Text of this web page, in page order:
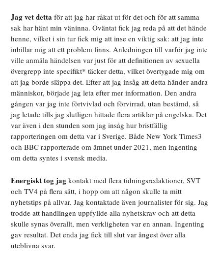
Jag vet detta för att jag har råkat ut för det och för att samma
sak har hänt min väninna. Oväntat fick jag reda på att det hände
henne, vilket i sin tur fick mig att inse en viktig sak: att jag inte
inbillar mig att ett problem finns. Anledningen till varför jag inte
ville anmäla händelsen var just för att definitionen av sexuella
övergrepp inte specifikt* täcker detta, vilket övertygade mig om
att jag borde släppa det. Efter att jag insåg att detta händer andra
människor, började jag leta efter mer information. Den andra
gången var jag inte förtvivlad och förvirrad, utan bestämd, så
jag letade tills jag slutligen hittade flera artiklar på engelska. Det
var även i den stunden som jag insåg hur bristfällig
rapporteringen om detta var i Sverige. Både New York Times3
och BBC rapporterade om ämnet under 2021, men ingenting
om detta syntes i svensk media.
Energiskt tog jag kontakt med flera tidningsredaktioner, SVT
och TV4 på flera sätt, i hopp om att någon skulle ta mitt
nyhetstips på allvar. Jag kontaktade även journalister för sig. Jag
trodde att handlingen uppfyllde alla nyhetskrav och att detta
skulle synas överallt, men verkligheten var en annan. Ingenting
gav resultat. Det enda jag fick till slut var ångest över alla
uteblivna svar.